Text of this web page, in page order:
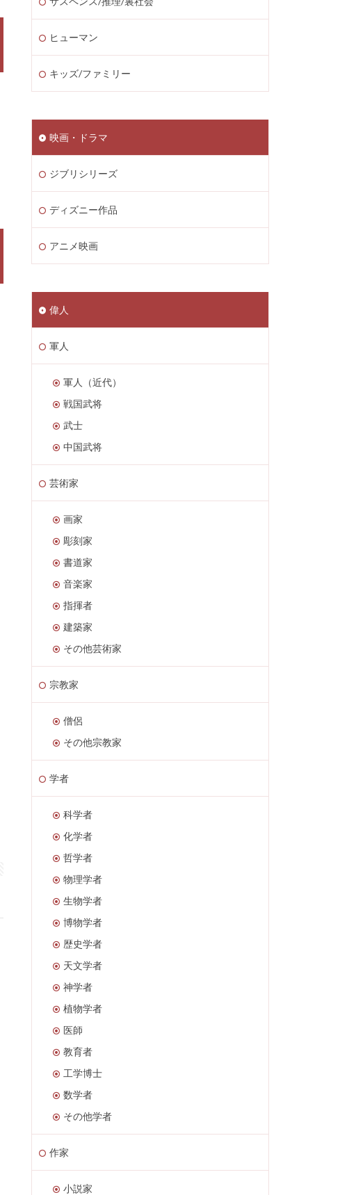
ヒューマン
キッズ/ファミリー
映画・ドラマ
ジブリシリーズ
ディズニー作品
アニメ映画
偉人
軍人
軍人（近代）
戦国武将
武士
中国武将
芸術家
画家
彫刻家
書道家
音楽家
指揮者
建築家
その他芸術家
宗教家
僧侶
その他宗教家
学者
科学者
化学者
哲学者
物理学者
生物学者
博物学者
歴史学者
天文学者
神学者
植物学者
医師
教育者
工学博士
数学者
その他学者
作家
小説家